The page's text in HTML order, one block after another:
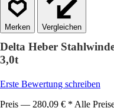
Vergleichen
Delta Heber
3,0t
Erste Bewertung schreiben
Preis — 280,09 € * Alle